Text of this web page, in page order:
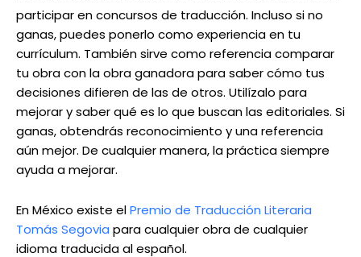
participar en concursos de traducción. Incluso si no
ganas, puedes ponerlo como experiencia en tu
currículum. También sirve como referencia comparar
tu obra con la obra ganadora para saber cómo tus
decisiones difieren de las de otros. Utilízalo para
mejorar y saber qué es lo que buscan las editoriales. Si
ganas, obtendrás reconocimiento y una referencia
aún mejor. De cualquier manera, la práctica siempre
ayuda a mejorar.
En México existe elPremio de Traducción Literaria
Tomás Segovia para cualquier obra de cualquier
idioma traducida al español.